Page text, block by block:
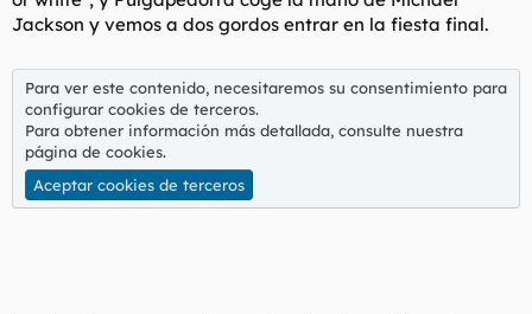
Jackson y vemos a dos gordos entrar en la fiesta final.
Para ver este contenido, necesitaremos su consentimiento para
configurar cookies de terceros.
Para obtener información más detallada, consulte nuestra
página de cookies.
Aceptar cookies de terceros